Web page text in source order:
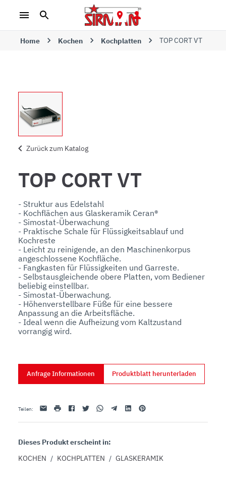
Home Kochen Kochplatten TOP CORT VT
Zurück zum Katalog
TOP CORT VT
- Struktur aus Edelstahl
- Kochflächen aus Glaskeramik Ceran®
- Simostat-Überwachung
- Praktische Schale für Flüssigkeitsablauf und
Kochreste
- Leicht zu reinigende, an den Maschinenkorpus
angeschlossene Kochfläche.
- Fangkasten für Flüssigkeiten und Garreste.
- Selbstausgleichende obere Platten, vom Bediener
beliebig einstellbar.
- Simostat-Überwachung.
- Höhenverstellbare Füße für eine bessere
Anpassung an die Arbeitsfläche.
- Ideal wenn die Aufheizung vom Kaltzustand
vorrangig wird.
Anfrage Informationen Produktblatt herunterladen
Teilen: Email druckenFacebookTwitterWhatsappTelegramLinkedinPinterest
Dieses Produkt erscheint in:
KOCHEN / KOCHPLATTEN / GLASKERAMIK